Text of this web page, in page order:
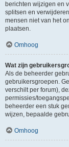
berichten wijzigen en
splitsen en
mensen niet van het
plaatsen.
Omhoog
Wat zijn
Als de beheerder
gebruikersgroepen.
verschilt per forum),
permissies/
beheerder een stuk
wijzen, bepaalde
Omhoog